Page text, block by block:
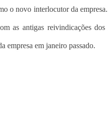
o novo interlocutor da
as antigas reivindicações
empresa em janeiro passado.